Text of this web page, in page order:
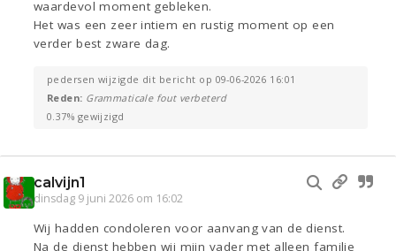
waardevol moment gebleken.
Het was een zeer intiem en rustig moment op een
verder best zware dag.
pedersen wijzigde dit bericht op 09-06-2026 16:01
Reden: Grammaticale fout verbeterd
0.37% gewijzigd
calvijn1
dinsdag 9 juni 2026 om 16:02
Wij hadden condoleren voor aanvang van de dienst.
Na de dienst hebben wij mijn vader met alleen familie